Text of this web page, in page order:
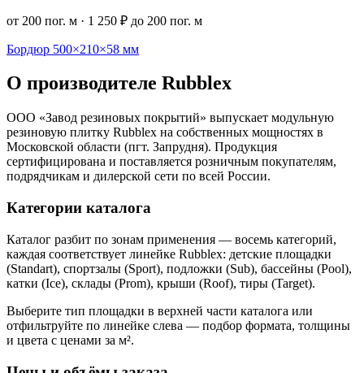
от 200 пог. м · 1 250 ₽ до 200 пог. м
Бордюр 500×210×58 мм
О производителе Rubblex
ООО «Завод резиновых покрытий» выпускает модульную
резиновую плитку Rubblex на собственных мощностях в
Московской области (пгт. Запрудня). Продукция
сертифицирована и поставляется розничным покупателям,
подрядчикам и дилерской сети по всей России.
Категории каталога
Каталог разбит по зонам применения — восемь категорий,
каждая соответствует линейке Rubblex: детские площадки
(Standart), спортзалы (Sport), подложки (Sub), бассейны (Pool),
катки (Ice), склады (Prom), крыши (Roof), тиры (Target).
Выберите тип площадки в верхней части каталога или
отфильтруйте по линейке слева — подбор формата, толщины
и цвета с ценами за м².